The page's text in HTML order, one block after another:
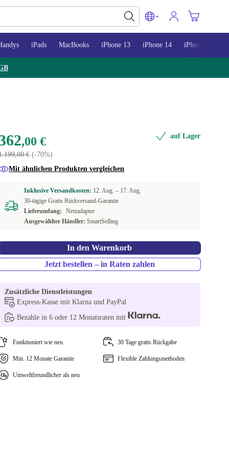
iPads MacBooks iPhone 13 iPhone 14 iPhone 15
,00 €
€(-70%)
auf Lager
Mit ähnlichen Produkten vergleichen
Inklusive Versandkosten: 12. Aug. – 17. Aug.
30-tägige Gratis Rückversand-Garantie
Lieferumfang:
Netzadapter
Ausgewählter Händler: SmartSelling
In den Warenkorb
Jetzt bestellen – in Raten zahlen
Zusätzliche Dienstleistungen
Express-Kasse mit Klarna und PayPal
Bezahle in 6 oder 12 Monatsraten mit
Funktioniert wie neu 30 Tage gratis Rückgabe
Min. 12 Monate Garantie Flexible Zahlungsmethoden
Umweltfreundlicher als neu